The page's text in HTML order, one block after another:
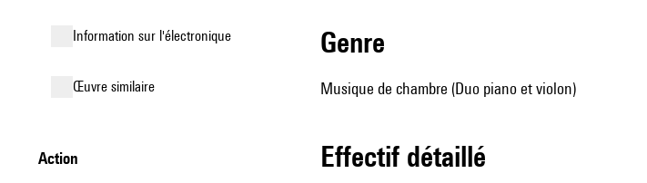
Information sur l'électronique
œuvre similaire
action
genre
Musique de chambre (Duo piano et violon)
effectif détaillé